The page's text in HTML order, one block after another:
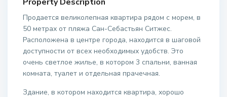
Продается великолепная квартира рядом с морем, в
50 метрах от пляжа Сан-Себастьян Ситжес.
Расположена в центре города, находится в шаговой
доступности от всех необходимых удобств. Это
очень светлое жилье, в котором 3 спальни, ванная
комната, туалет и отдельная прачечная.
Здание, в котором находится квартира, хорошо